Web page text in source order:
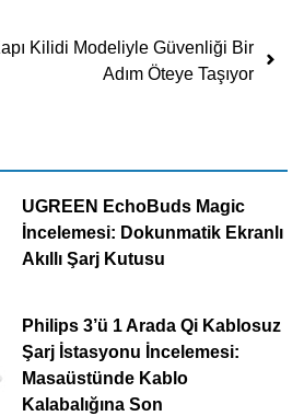
Kilidi Modeliyle Güvenliği Bir
Adım Öteye Taşıyor
UGREEN EchoBuds Magic
İncelemesi: Dokunmatik Ekranlı
Akıllı Şarj Kutusu
Philips 3’ü 1 Arada Qi Kablosuz
Şarj İstasyonu İncelemesi:
Masaüstünde Kablo
Kalabalığına Son